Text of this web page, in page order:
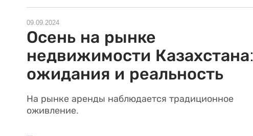
09.09.2024
Осень на рынке
недвижимости Казахстана:
ожидания и реальность
На рынке аренды наблюдается традиционное
оживление.